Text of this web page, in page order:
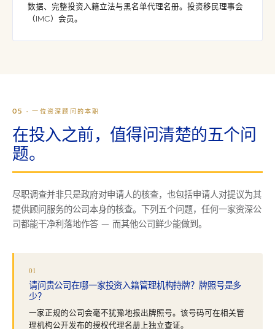
数据、完整投资入籍立法与黑名单代理名册。投资移民理事会
（IMC）会员。
05 · 一位资深顾问的本职
在投入之前，值得问清楚的五个问
题。
尽职调查并非只是政府对申请人的核查，也包括申请人对提议为其
提供顾问服务的公司本身的核查。下列五个问题，任何一家资深公
司都能干净利落地作答 — 而其他公司鲜少能做到。
01
请问贵公司在哪一家投资入籍管理机构持牌？牌照号是多
少？
一家正规的公司会毫不犹豫地报出牌照号。该号码可在相关管
理机构公开发布的授权代理名册上独立查证。